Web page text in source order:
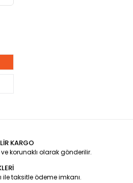
KARGO
ve korunaklı olarak gönderilir.
ile taksitle ödeme imkanı.